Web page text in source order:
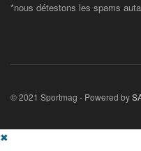
*nous détestons les spams
© 2021 Sportmag - Powered by
✖